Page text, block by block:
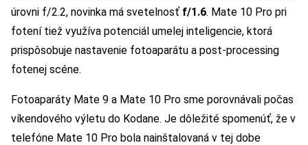
úrovni f/2.2, novinka má svetelnosť f/1.6. Mate 10 Pro pri
fotení tiež využíva potenciál umelej inteligencie, ktorá
prispôsobuje nastavenie fotoaparátu a post-processing
fotenej scéne.
Fotoaparáty Mate 9 a Mate 10 Pro sme porovnávali počas
víkendového výletu do Kodane. Je dôležité spomenúť, že v
telefóne Mate 10 Pro bola nainštalovaná v tej dobe